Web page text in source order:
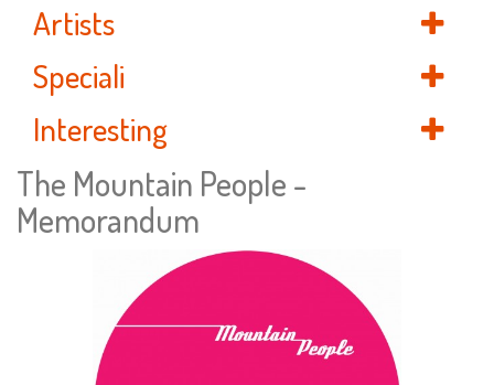
Artists
Speciali
Interesting
The Mountain People -
Memorandum